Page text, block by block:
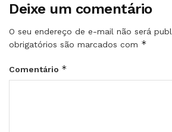
Deixe um comentário
O seu endereço de e-mail não será
obrigatórios são marcados com *
Comentário *